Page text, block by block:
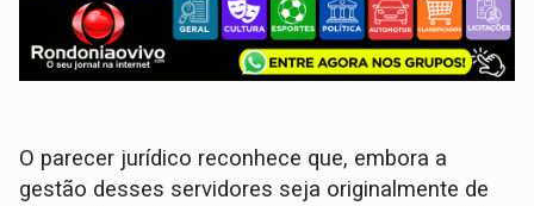
O parecer jurídico reconhece que, embora a
gestão desses servidores seja originalmente de